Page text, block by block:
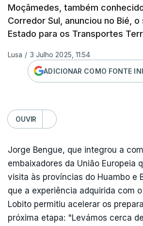
Moçâmedes, também
Corredor Sul, anunciou no Bié,
Estado para os Transportes
Lusa / 3 Julho 2025, 11:54
ADICIONAR COMO FONTE
OUVIR
Jorge Bengue, que integrou a
embaixadores da União Europeia
visita às províncias do Huambo e
que a experiência adquirida com
Lobito permitiu acelerar os
próxima etapa: "Levámos cerca